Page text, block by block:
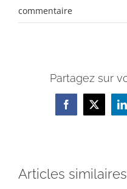
commentaire
Partagez sur
Facebook
X
Articles similaires